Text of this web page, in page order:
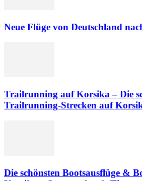
Neue Flüge von Deutschland
Trailrunning auf Korsika – Die
Trailrunning-Strecken auf
Die schönsten Bootsausflüge &